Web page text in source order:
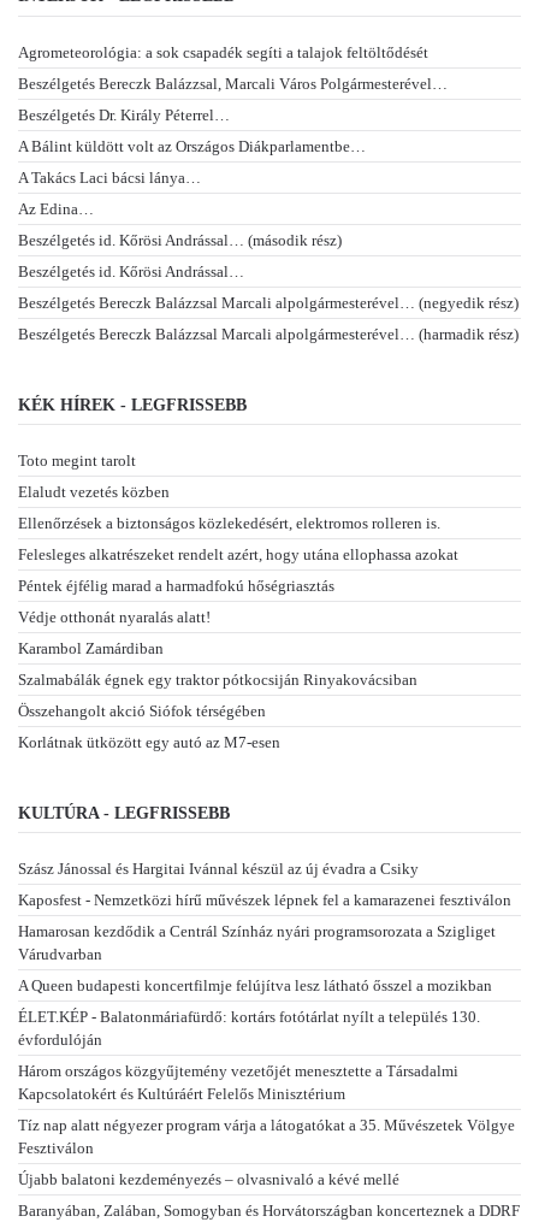
Agrometeorológia: a sok csapadék segíti a talajok feltöltődését
Beszélgetés Bereczk Balázzsal, Marcali Város Polgármesterével…
Beszélgetés Dr. Király Péterrel…
A Bálint küldött volt az Országos Diákparlamentbe…
A Takács Laci bácsi lánya…
Az Edina…
Beszélgetés id. Kőrösi Andrással… (második rész)
Beszélgetés id. Kőrösi Andrással…
Beszélgetés Bereczk Balázzsal Marcali alpolgármesterével… (negyedik rész)
Beszélgetés Bereczk Balázzsal Marcali alpolgármesterével… (harmadik rész)
KÉK HÍREK - LEGFRISSEBB
Toto megint tarolt
Elaludt vezetés közben
Ellenőrzések a biztonságos közlekedésért, elektromos rolleren is.
Felesleges alkatrészeket rendelt azért, hogy utána ellophassa azokat
Péntek éjfélig marad a harmadfokú hőségriasztás
Védje otthonát nyaralás alatt!
Karambol Zamárdiban
Szalmabálák égnek egy traktor pótkocsiján Rinyakovácsiban
Összehangolt akció Siófok térségében
Korlátnak ütközött egy autó az M7-esen
KULTÚRA - LEGFRISSEBB
Szász Jánossal és Hargitai Ivánnal készül az új évadra a Csiky
Kaposfest - Nemzetközi hírű művészek lépnek fel a kamarazenei fesztiválon
Hamarosan kezdődik a Centrál Színház nyári programsorozata a Szigliget
Várudvarban
A Queen budapesti koncertfilmje felújítva lesz látható ősszel a mozikban
ÉLET.KÉP - Balatonmáriafürdő: kortárs fotótárlat nyílt a település 130.
évfordulóján
Három országos közgyűjtemény vezetőjét menesztette a Társadalmi
Kapcsolatokért és Kultúráért Felelős Minisztérium
Tíz nap alatt négyezer program várja a látogatókat a 35. Művészetek Völgye
Fesztiválon
Újabb balatoni kezdeményezés – olvasnivaló a kévé mellé
Baranyában, Zalában, Somogyban és Horvátországban koncerteznek a DDRF